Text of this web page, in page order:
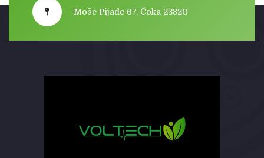
Moše Pijade 67, Čoka 23320